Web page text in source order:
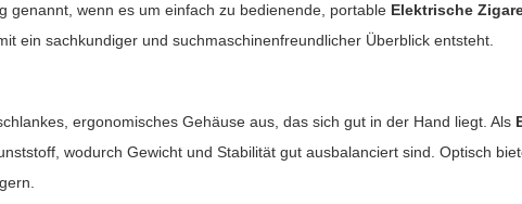
genannt, wenn es um einfach zu bedienende, portable Elektrische
ein sachkundiger und suchmaschinenfreundlicher Überblick entsteht.
ergonomisches Gehäuse aus, das sich gut in der Hand liegt. Als
wodurch Gewicht und Stabilität gut ausbalanciert sind. Optisch